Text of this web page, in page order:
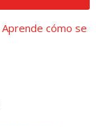
Aprende cómo se